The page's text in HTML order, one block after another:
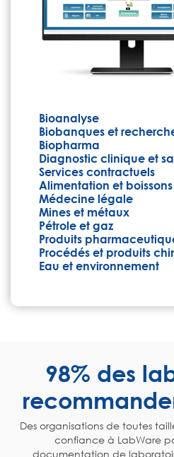
Bioanalyse
Biobanques et
Biopharma
Diagnostic clinique et
Services contractuels
Alimentation et boissons
Médecine légale
Mines et métaux
Pétrole et gaz
Produits
Procédés et produits
Eau et environnement
98% des
Des organisations de toutes
confiance à LabWare
documentation de